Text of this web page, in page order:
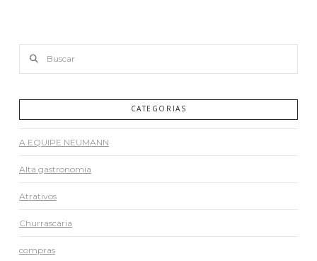
CATEGORIAS
A EQUIPE NEUMANN
Alta gastronomia
Atrativos
Churrascaria
compras